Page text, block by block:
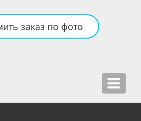
заказ по фото
Toggle